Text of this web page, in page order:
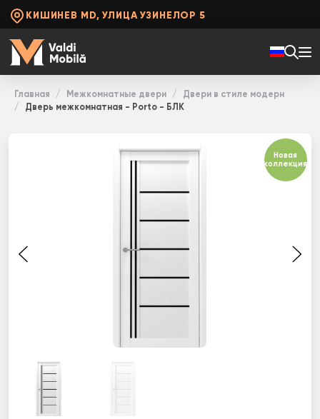
КИШИНЕВ MD, УЛИЦА УЗИНЕЛОР 5
Главная Межкомнатные двери
Двери в стиле модерн
Дверь межкомнатная - Porto - БЛК
Новая
коллекция